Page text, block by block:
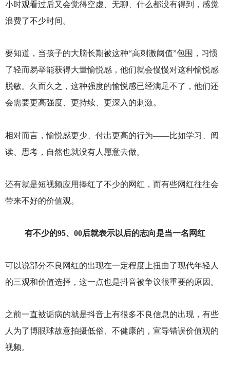
小时观看过后又会觉得空虚、无聊、什么都没有得到，感觉
浪费了不少时间。
要知道，当孩子的大脑长期被这种“高刺激阈值”包围，习惯
了轻而易举能获得大量愉悦感，他们就会慢慢对这种愉悦感
脱敏。久而久之，这种强度的愉悦感已经满足不了，他们还
会需要更高强度、更持续、更深入的刺激。
相对而言，愉悦感更少、付出更高的行为——比如学习、阅
读、思考，自然也就没有人愿意去做。
还有就是短视频应用捧红了不少的网红，而有些网红往往会
带来不好的价值观。
有不少的95、00后就表示以后的志向是当一名网红
可以说部分不良网红的出现在一定程度上扭曲了现代年轻人
的三观和价值选择，这一点也是抖音被争议很重要的原因。
之前一直被诟病的就是抖音上有很多不良信息的出现，有些
人为了博眼球故意拍摄低俗、不健康的，宣导错误价值观的
视频。